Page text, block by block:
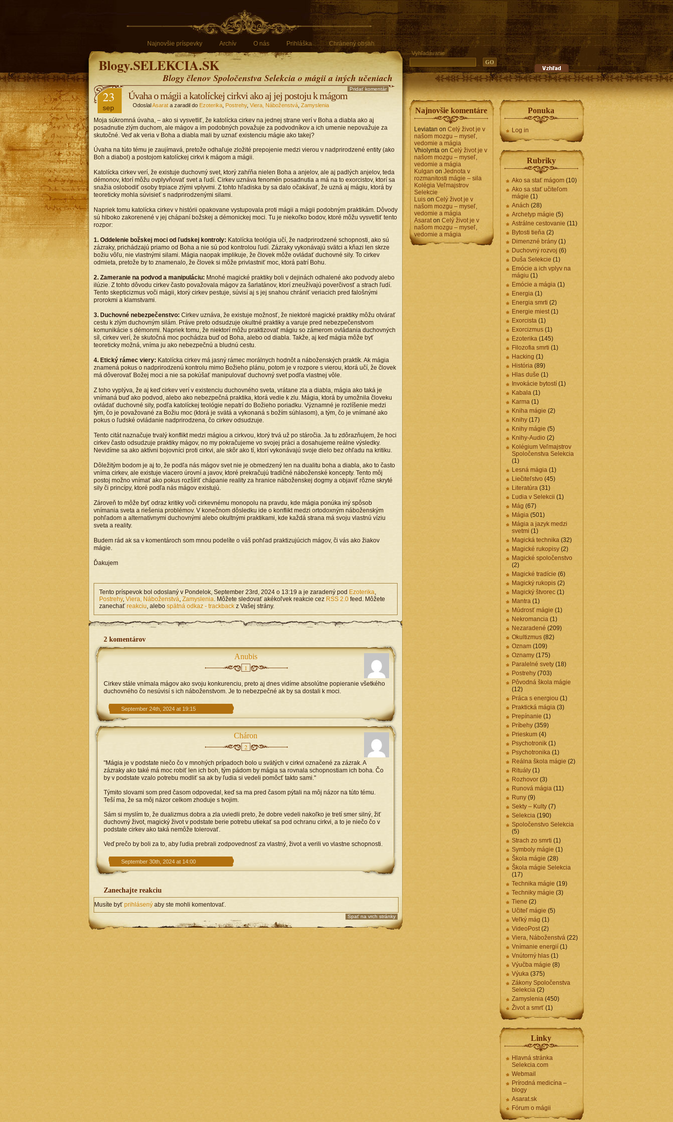
Najnovšie príspevky Archív O nás Prihláška Chránený obsah
Blogy.SELEKCIA.SK
Blogy členov Spoločenstva Selekcia o mágii a iných učeniach
Vyhľadávanie
23
sep
Úvaha o mágii a katolíckej cirkvi ako aj jej postoju k mágom
OdoslalAsarat a zaradil do Ezoterika Postrehy, Viera, Náboženstvá Zamyslenia
Pridať komentár
Moja súkromná úvaha, – ako si vysvetliť, že katolícka cirkev na jednej strane verí v Boha a diabla ako aj
posadnutie zlým duchom, ale mágov a im podobných považuje za podvodníkov a ich umenie nepovažuje za
skutočné. Veď ak veria v Boha a diabla mali by uznať existenciu mágie ako takej?
Úvaha na túto tému je zaujímavá, pretože odhaľuje zložité prepojenie medzi vierou v nadprirodzené entity (ako
Boh a diabol) a postojom katolíckej cirkvi k mágom a mágii.
Katolícka cirkev verí, že existuje duchovný svet, ktorý zahŕňa nielen Boha a anjelov, ale aj padlých anjelov, teda
démonov, ktorí môžu ovplyvňovať svet a ľudí. Cirkev uznáva fenomén posadnutia a má na to exorcistov, ktorí sa
snažia oslobodiť osoby trpiace zlými vplyvmi. Z tohto hľadiska by sa dalo očakávať, že uzná aj mágiu, ktorá by
teoreticky mohla súvisieť s nadprirodzenými silami.
Napriek tomu katolícka cirkev v histórii opakovane vystupovala proti mágii a mágii podobným praktikám. Dôvody
sú hlboko zakorenené v jej chápaní božskej a démonickej moci. Tu je niekoľko bodov, ktoré môžu vysvetliť tento
rozpor:
1. Oddelenie božskej moci od ľudskej kontroly: Katolícka teológia učí, že nadprirodzené schopnosti, ako sú
zázraky, prichádzajú priamo od Boha a nie sú pod kontrolou ľudí. Zázraky vykonávajú svätci a kňazi len skrze
božiu vôľu, nie vlastnými silami. Mágia naopak implikuje, že človek môže ovládať duchovné sily. To cirkev
odmieta, pretože by to znamenalo, že človek si môže privlastniť moc, ktorá patrí Bohu.
2. Zameranie na podvod a manipuláciu: Mnohé magické praktiky boli v dejinách odhalené ako podvody alebo
ilúzie. Z tohto dôvodu cirkev často považovala mágov za šarlatánov, ktorí zneužívajú poverčivosť a strach ľudí.
Tento skepticizmus voči mágii, ktorý cirkev pestuje, súvisí aj s jej snahou chrániť veriacich pred falošnými
prorokmi a klamstvami.
3. Duchovné nebezpečenstvo: Cirkev uznáva, že existuje možnosť, že niektoré magické praktiky môžu otvárať
cestu k zlým duchovným silám. Práve preto odsudzuje okultné praktiky a varuje pred nebezpečenstvom
komunikácie s démonmi. Napriek tomu, že niektorí môžu praktizovať mágiu so zámerom ovládania duchovných
síl, cirkev verí, že skutočná moc pochádza buď od Boha, alebo od diabla. Takže, aj keď mágia môže byť
teoreticky možná, vníma ju ako nebezpečnú a bludnú cestu.
4. Etický rámec viery: Katolícka cirkev má jasný rámec morálnych hodnôt a náboženských praktík. Ak mágia
znamená pokus o nadprirodzenú kontrolu mimo Božieho plánu, potom je v rozpore s vierou, ktorá učí, že človek
má dôverovať Božej moci a nie sa pokúšať manipulovať duchovný svet podľa vlastnej vôle.
Z toho vyplýva, že aj keď cirkev verí v existenciu duchovného sveta, vrátane zla a diabla, mágia ako taká je
vnímaná buď ako podvod, alebo ako nebezpečná praktika, ktorá vedie k zlu. Mágia, ktorá by umožnila človeku
ovládať duchovné sily, podľa katolíckej teológie nepatrí do Božieho poriadku. Významné je rozlíšenie medzi
tým, čo je považované za Božiu moc (ktorá je svätá a vykonaná s božím súhlasom), a tým, čo je vnímané ako
pokus o ľudské ovládanie nadprirodzena, čo cirkev odsudzuje.
Tento citát naznačuje trvalý konflikt medzi mágiou a cirkvou, ktorý trvá už po stáročia. Ja tu zdôrazňujem, že hoci
cirkev často odsudzuje praktiky mágov, no my pokračujeme vo svojej práci a dosahujeme reálne výsledky.
Nevidíme sa ako aktívni bojovníci proti cirkvi, ale skôr ako tí, ktorí vykonávajú svoje dielo bez ohľadu na kritiku.
Dôležitým bodom je aj to, že podľa nás mágov svet nie je obmedzený len na dualitu boha a diabla, ako to často
vníma cirkev, ale existuje viacero úrovní a javov, ktoré prekračujú tradičné náboženské koncepty. Tento môj
postoj možno vnímať ako pokus rozšíriť chápanie reality za hranice náboženskej dogmy a objaviť rôzne skryté
sily či princípy, ktoré podľa nás mágov existujú.
Zároveň to môže byť odraz kritiky voči cirkevnému monopolu na pravdu, kde mágia ponúka iný spôsob
vnímania sveta a riešenia problémov. V konečnom dôsledku ide o konflikt medzi ortodoxným náboženským
pohľadom a alternatívnymi duchovnými alebo okultnými praktikami, kde každá strana má svoju vlastnú víziu
sveta a reality.
Budem rád ak sa v komentároch som mnou podelíte o váš pohľad praktizujúcich mágov, či vás ako žiakov
mágie.
Ďakujem
Tento príspevok bol odoslaný v Pondelok, September 23rd, 2024 o 13:19 a je zaradený pod Ezoterika,
Postrehy, Viera, Náboženstvá, Zamyslenia. Môžete sledovať akékoľvek reakcie cez RSS 2.0 feed. Môžete
zanechať reakciu, alebo spätná odkaz - trackback z Vašej strány.
2 komentárov
Anubis
1
Cirkev stále vnímala mágov ako svoju konkurenciu, preto aj dnes vidíme absolútne popieranie všetkého
duchovného čo nesúvisí s ich náboženstvom. Je to nebezpečné ak by sa dostali k moci.
September 24th, 2024 at 19:15
Cháron
2
"Mágia je v podstate niečo čo v mnohých prípadoch bolo u svätých v cirkvi označené za zázrak. A
zázraky ako také má moc robiť len ich boh, tým pádom by mágia sa rovnala schopnostiam ich boha. Čo
by v podstate vzalo potrebu modliť sa ak by ľudia si vedeli pomôcť takto sami."
Týmito slovami som pred časom odpovedal, keď sa ma pred časom pýtali na môj názor na túto tému.
Teší ma, že sa môj názor celkom zhoduje s tvojim.
Sám si myslím to, že dualizmus dobra a zla uviedli preto, že dobre vedeli nakoľko je tretí smer silný, žiť
duchovný život, magický život v podstate berie potrebu utiekať sa pod ochranu cirkvi, a to je niečo čo v
podstate cirkev ako taká nemôže tolerovať.
Veď prečo by boli za to, aby ľudia prebrali zodpovednosť za vlastný, život a verili vo vlastne schopnosti.
September 30th, 2024 at 14:00
Zanechajte reakciu
Musíte byť prihlásený aby ste mohli komentovať.
Spať na vrch stránky
Najnovšie komentáre
Leviatan on Celý život je v
našom mozgu – myseľ,
vedomie a mágia
Vhiolynta on Celý život je v
našom mozgu – myseľ,
vedomie a mágia
Kulgan on Jednota v
rozmanitosti mágie – sila
Kolégia Veľmajstrov
Selekcie
Luis on Celý život je v
našom mozgu – myseľ,
vedomie a mágia
Asaraton Celý život je v
našom mozgu – myseľ,
vedomie a mágia
Ponuka
Log in
Rubriky
Ako sa stať mágom (10)
Ako sa stať učiteľom
mágie (1)
Anách (28)
Archetyp mágie (5)
Astrálne cestovanie (11)
Bytosti tieňa (2)
Dimenzné brány (1)
Duchovný rozvoj (6)
Duša Selekcie (1)
Emócie a ich vplyv na
mágiu (1)
Emócie a mágia (1)
Energia (1)
Energia smrti (2)
Energie miest(1)
Exorcista (1)
Exorcizmus (1)
Ezoterika (145)
Filozofia smrti (1)
Hacking (1)
História (89)
Hlas duše (1)
Invokácie bytostí (1)
Kabala (1)
Karma (1)
Kniha mágie (2)
Knihy (17)
Knihy mágie (5)
Knihy-Audio (2)
Kolégium Veľmajstrov
Spoločenstva Selekcia
(1)
Lesná mágia (1)
Liečiteľstvo (45)
Literatúra (31)
Ľudia v Selekcii (1)
Mág (67)
Mágia (501)
Mágia a jazyk medzi
svetmi (1)
Magická technika (32)
Magické rukopisy (2)
Magické spoločenstvo
(2)
Magické tradície (6)
Magický rukopis (2)
Magický štvorec (1)
Mantra (1)
Múdrosť mágie (1)
Nekromancia (1)
Nezaradené (209)
Okultizmus (82)
Oznam (109)
Oznamy (175)
Paralelné svety (18)
Postrehy (703)
Pôvodná škola mágie
(12)
Práca s energiou (1)
Praktická mágia (3)
Prepínanie (1)
Príbehy (359)
Prieskum (4)
Psychotronik (1)
Psychotronika (1)
Reálna škola mágie (2)
Rituály (1)
Rozhovor (3)
Runová mágia (11)
Runy (9)
Sekty – Kulty (7)
Selekcia (190)
Spoločenstvo Selekcia
(5)
Strach zo smrti (1)
Symboly mágie (1)
Škola mágie (28)
Škola mágie Selekcia
(17)
Technika mágie (19)
Techniky mágie (3)
Tiene (2)
Učiteľ mágie (5)
Veľký mág (1)
VideoPost(2)
Viera, Náboženstvá (22)
Vnímanie energií (1)
Vnútorný hlas (1)
Výučba mágie (8)
Výuka (375)
Zákony Spoločenstva
Selekcia (2)
Zamyslenia (450)
Život a smrť (1)
Linky
Hlavná stránka
Selekcia.com
Webmail
Prírodná medicína –
blogy
Asarat.sk
Fórum o mágii